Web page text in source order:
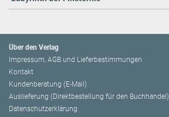
Über den Verlag
Impressum, AGB und Lieferbestimmungen
Kontakt
Kundenberatung (E-Mail)
Auslieferung (Direktbestellung für den Buchhandel)
Datenschutzerklärung